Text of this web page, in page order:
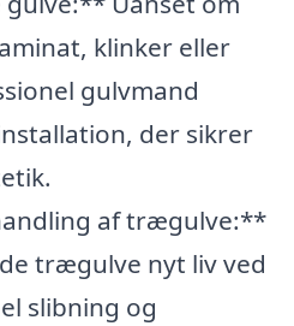
klinker eller
gulvmand
der sikrer
af trægulve:**
trægulve nyt liv ved
slibning og